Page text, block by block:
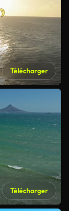
Télécharger
Télécharger